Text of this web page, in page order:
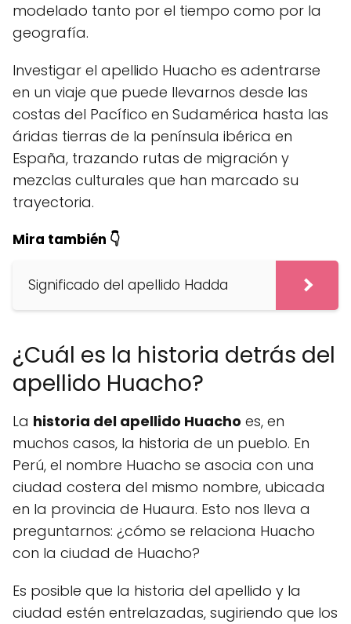
modelado tanto por el tiempo como por la
geografía.
Investigar el apellido Huacho es adentrarse
en un viaje que puede llevarnos desde las
costas del Pacífico en Sudamérica hasta las
áridas tierras de la península ibérica en
España, trazando rutas de migración y
mezclas culturales que han marcado su
trayectoria.
Mira también 👇
Significado del apellido Hadda
¿Cuál es la historia detrás del
apellido Huacho?
La historia del apellido Huacho es, en
muchos casos, la historia de un pueblo. En
Perú, el nombre Huacho se asocia con una
ciudad costera del mismo nombre, ubicada
en la provincia de Huaura. Esto nos lleva a
preguntarnos: ¿cómo se relaciona Huacho
con la ciudad de Huacho?
Es posible que la historia del apellido y la
ciudad estén entrelazadas, sugiriendo que los